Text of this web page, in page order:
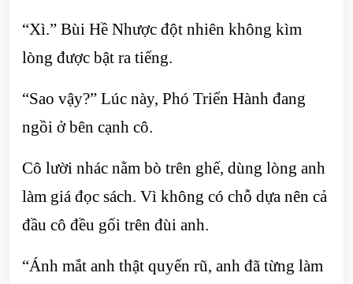
“Xì.” Bùi Hề Nhược đột nhiên không kìm
lòng được bật ra tiếng.
“Sao vậy?” Lúc này, Phó Triển Hành đang
ngồi ở bên cạnh cô.
Cô lười nhác nằm bò trên ghế, dùng lòng anh
làm giá đọc sách. Vì không có chỗ dựa nên cả
đầu cô đều gối trên đùi anh.
“Ánh mắt anh thật quyến rũ, anh đã từng làm